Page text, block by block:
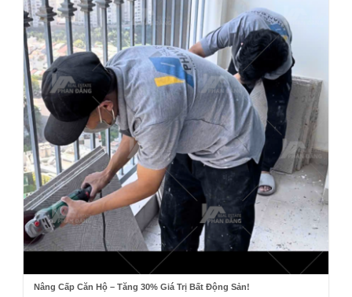
Nâng Cấp Căn Hộ – Tăng 30% Giá Trị Bất Động Sản!